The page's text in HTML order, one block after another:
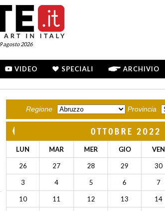
agosto 2026
VIDEO SPECIALI ARCHIVIO
Regione Provincia
OTTOBRE 2022
LUN MAR MER GIO VEN
26 27 28 29 30
3 4 5 6 7
10 11 12 13 14